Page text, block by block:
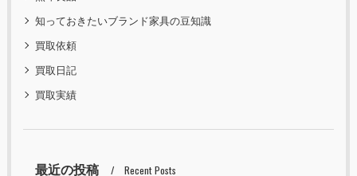
知っておきたいブランド家具の豆知識
買取依頼
買取日記
買取実績
最近の投稿 Recent Posts